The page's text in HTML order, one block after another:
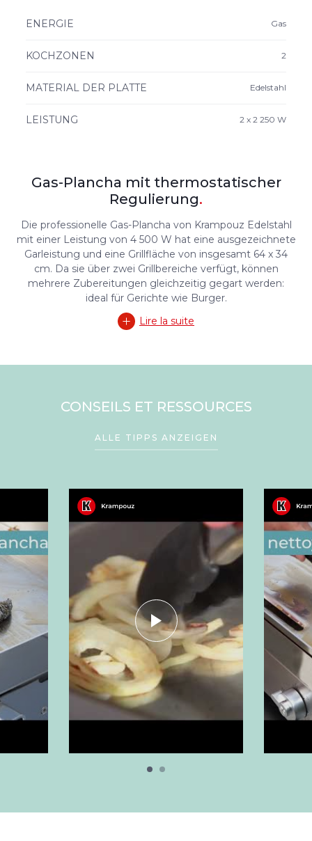
ENERGIE Gas
KOCHZONEN 2
MATERIAL DER PLATTE Edelstahl
LEISTUNG 2 x 2 250 W
Gas-Plancha mit thermostatischer
Regulierung.
Die professionelle Gas-Plancha von Krampouz Edelstahl
mit einer Leistung von 4 500 W hat eine ausgezeichnete
Garleistung und eine Grillfläche von insgesamt 64 x 34
cm. Da sie über zwei Grillbereiche verfügt, können
mehrere Zubereitungen gleichzeitig gegart werden:
ideal für Gerichte wie Burger.
Lire la suite
CONSEILS ET RESSOURCES
ALLE TIPPS ANZEIGEN